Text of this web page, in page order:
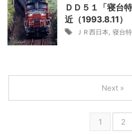
ＤＤ５１「寝台
近（1993.8.11）
ＪＲ西日本 寝台
1 2
Next »